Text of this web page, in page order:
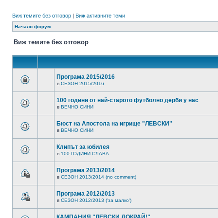
Виж темите без отговор | Виж активните теми
Начало форум
Виж темите без отговор
Програма 2015/2016
в СЕЗОН 2015/2016
100 години от най-старото футболно дерби у нас
в ВЕЧНО СИНИ
Бюст на Апостола на игрище "ЛЕВСКИ"
в ВЕЧНО СИНИ
Клипът за юбилея
в 100 ГОДИНИ СЛАВА
Програма 2013/2014
в СЕЗОН 2013/2014 (no comment)
Програма 2012/2013
в СЕЗОН 2012/2013 ('за малко')